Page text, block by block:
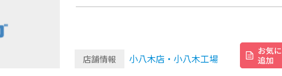
店舗情報 小八木店・小八木工場